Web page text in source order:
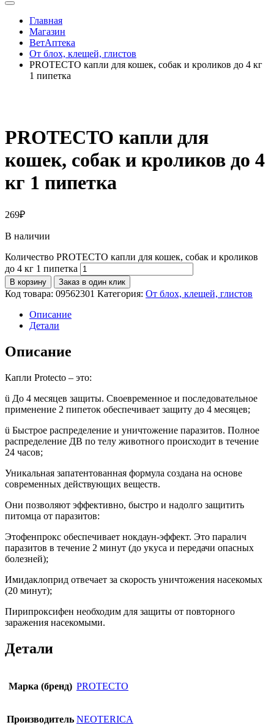
Главная
Магазин
ВетАптека
От блох, клещей, глистов
PROTECTO капли для кошек, собак и кроликов до 4 кг
1 пипетка
PROTECTO капли для
кошек, собак и кроликов до 4
кг 1 пипетка
269₽
В наличии
Количество PROTECTO капли для кошек, собак и кроликов
до 4 кг 1 пипетка
В корзину Заказ в один клик
Код товара: 09562301 Категория: От блох, клещей, глистов
Описание
Детали
Описание
Капли Protecto – это:
ü До 4 месяцев защиты. Своевременное и последовательное
применение 2 пипеток обеспечивает защиту до 4 месяцев;
ü Быстрое распределение и уничтожение паразитов. Полное
распределение ДВ по телу животного происходит в течение
24 часов;
Уникальная запатентованная формула создана на основе
современных действующих веществ.
Они позволяют эффективно, быстро и надолго защитить
питомца от паразитов:
Этофенпрокс обеспечивает нокдаун-эффект. Это паралич
паразитов в течение 2 минут (до укуса и передачи опасных
болезней);
Имидаклоприд отвечает за скорость уничтожения насекомых
(20 минут);
Пирипроксифен необходим для защиты от повторного
заражения насекомыми.
Детали
Марка (бренд) PROTECTO
Производитель NEOTERICA